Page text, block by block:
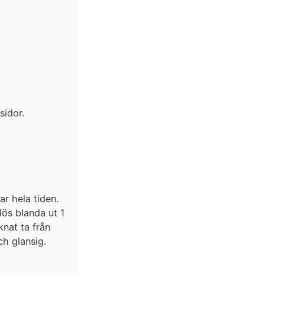
hela tiden.
blanda ut 1
ta från
glansig.